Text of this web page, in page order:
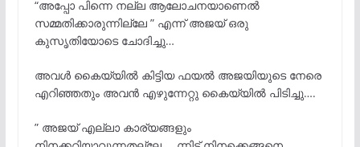
“അപ്പോ പിന്നെ നല്ല ആലോചനയാണെൽ
സമ്മതിക്കാരുന്നില്ലേ ” എന്ന് അജയ് ഒരു
കുസൃതിയോടെ ചോദിച്ചു…
അവൾ കൈയ്യിൽ കിട്ടിയ ഫയൽ അജയിയുടെ നേരെ
എറിഞ്ഞതും അവൻ എഴുന്നേറ്റു കൈയ്യിൽ പിടിച്ചു….
” അജയ് എല്ലാ കാര്യങ്ങളും